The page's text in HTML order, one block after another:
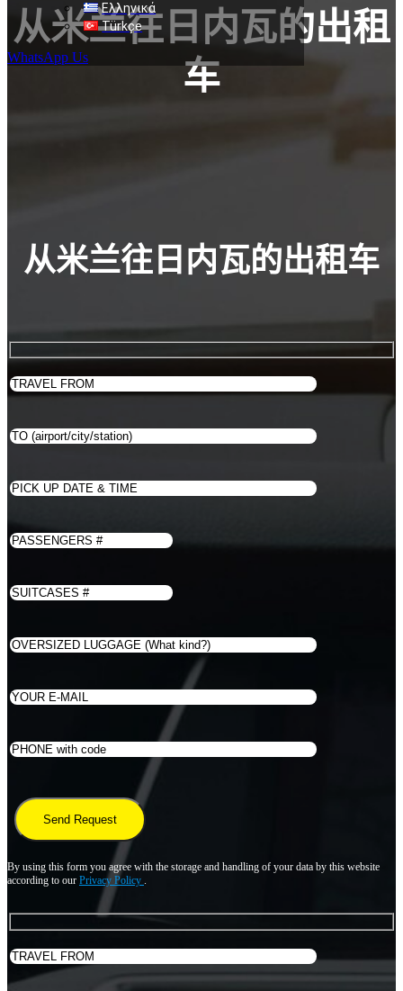
Ελληνικά
Türkçe
WhatsApp Us
从米兰往日内瓦的出租
车
从米兰往日内瓦的出租车
By using this form you agree with the storage and handling of your data by this website
according to our Privacy Policy .